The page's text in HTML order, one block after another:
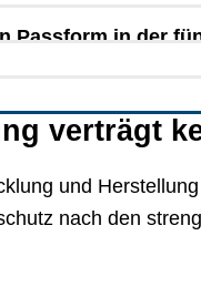
Passform in der
verträgt
und
nach den